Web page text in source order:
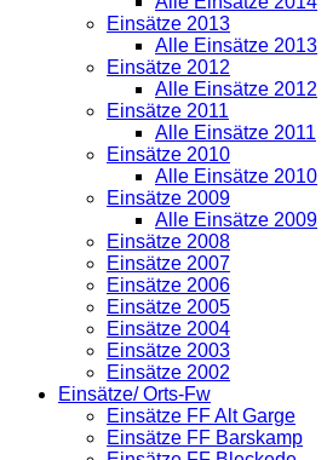
Einsätze 2013
Alle Einsätze 2013
Einsätze 2012
Alle Einsätze 2012
Einsätze 2011
Alle Einsätze 2011
Einsätze 2010
Alle Einsätze 2010
Einsätze 2009
Alle Einsätze 2009
Einsätze 2008
Einsätze 2007
Einsätze 2006
Einsätze 2005
Einsätze 2004
Einsätze 2003
Einsätze 2002
Einsätze/ Orts-Fw
Einsätze FF Alt Garge
Einsätze FF Barskamp